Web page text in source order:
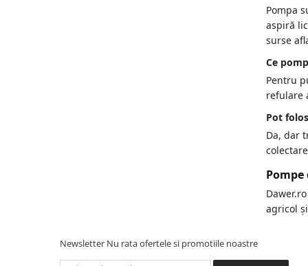
Pompa
aspiră
surse
Ce
Pentru
refulare
Pot
Da, dar
Pompe
agricol
Newsletter Nu rata ofertele si promotiile noastre